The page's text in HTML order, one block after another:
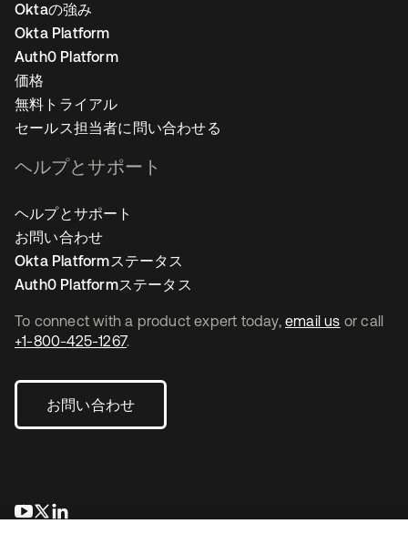
To connect with a product expert today, email us or call
+1-800-425-1267.
お問い合わせ
新しいタブで開く
新しいタブで開く
Oktaの強み
Okta Platform
Auth0 Platform
価格
無料トライアル
セールス担当者に問い合わせる
ヘルプとサポート
ヘルプとサポート
お問い合わせ
Okta Platformステータス
Auth0 Platformステータス